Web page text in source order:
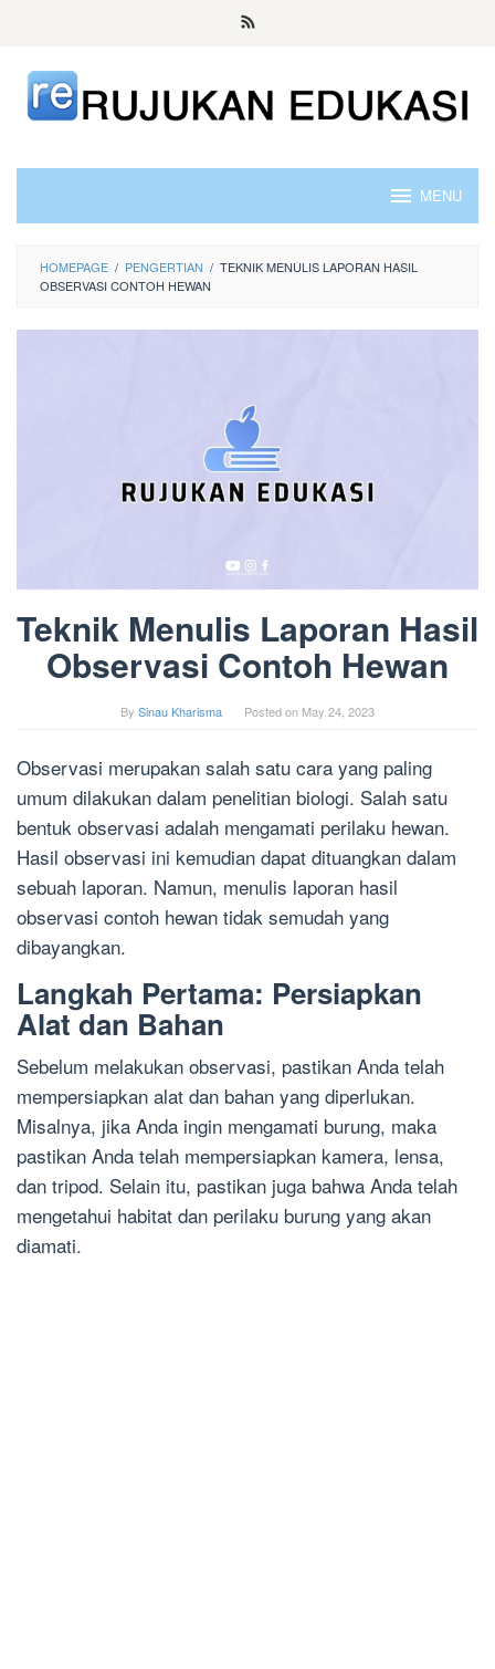
content
MENU
HOMEPAGE / PENGERTIAN / TEKNIK MENULIS LAPORAN HASIL
OBSERVASI CONTOH HEWAN
Teknik Menulis Laporan Hasil
Observasi Contoh Hewan
By Sinau Kharisma Posted on May 24, 2023
Observasi merupakan salah satu cara yang paling
umum dilakukan dalam penelitian biologi. Salah satu
bentuk observasi adalah mengamati perilaku hewan.
Hasil observasi ini kemudian dapat dituangkan dalam
sebuah laporan. Namun, menulis laporan hasil
observasi contoh hewan tidak semudah yang
dibayangkan.
Langkah Pertama: Persiapkan
Alat dan Bahan
Sebelum melakukan observasi, pastikan Anda telah
mempersiapkan alat dan bahan yang diperlukan.
Misalnya, jika Anda ingin mengamati burung, maka
pastikan Anda telah mempersiapkan kamera, lensa,
dan tripod. Selain itu, pastikan juga bahwa Anda telah
mengetahui habitat dan perilaku burung yang akan
diamati.